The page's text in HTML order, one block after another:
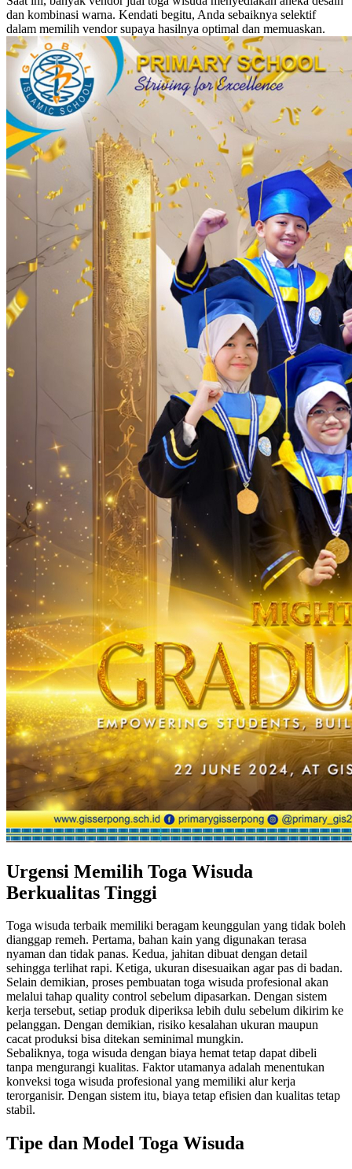
dan kombinasi warna. Kendati begitu, Anda sebaiknya selektif
dalam memilih vendor supaya hasilnya optimal dan memuaskan.
Urgensi Memilih Toga Wisuda
Berkualitas Tinggi
Toga wisuda terbaik memiliki beragam keunggulan yang tidak boleh
dianggap remeh. Pertama, bahan kain yang digunakan terasa
nyaman dan tidak panas. Kedua, jahitan dibuat dengan detail
sehingga terlihat rapi. Ketiga, ukuran disesuaikan agar pas di badan.
Selain demikian, proses pembuatan toga wisuda profesional akan
melalui tahap quality control sebelum dipasarkan. Dengan sistem
kerja tersebut, setiap produk diperiksa lebih dulu sebelum dikirim ke
pelanggan. Dengan demikian, risiko kesalahan ukuran maupun
cacat produksi bisa ditekan seminimal mungkin.
Sebaliknya, toga wisuda dengan biaya hemat tetap dapat dibeli
tanpa mengurangi kualitas. Faktor utamanya adalah menentukan
konveksi toga wisuda profesional yang memiliki alur kerja
terorganisir. Dengan sistem itu, biaya tetap efisien dan kualitas tetap
stabil.
Tipe dan Model Toga Wisuda